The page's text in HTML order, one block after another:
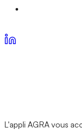
L'appli AGRA vous